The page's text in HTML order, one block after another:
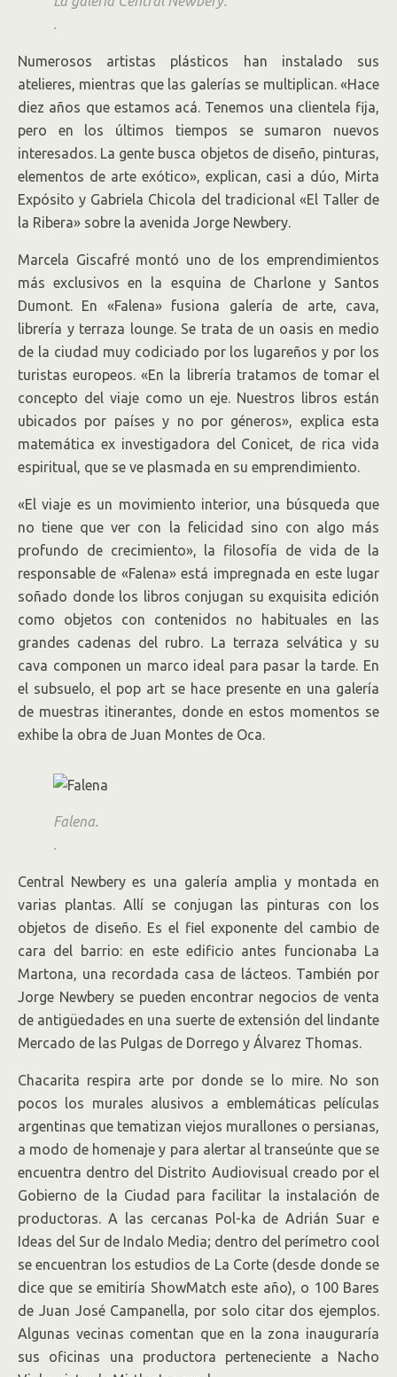
.
Numerosos artistas plásticos han instalado sus
atelieres, mientras que las galerías se multiplican. «Hace
diez años que estamos acá. Tenemos una clientela fija,
pero en los últimos tiempos se sumaron nuevos
interesados. La gente busca objetos de diseño, pinturas,
elementos de arte exótico», explican, casi a dúo, Mirta
Expósito y Gabriela Chicola del tradicional «El Taller de
la Ribera» sobre la avenida Jorge Newbery.
Marcela Giscafré montó uno de los emprendimientos
más exclusivos en la esquina de Charlone y Santos
Dumont. En «Falena» fusiona galería de arte, cava,
librería y terraza lounge. Se trata de un oasis en medio
de la ciudad muy codiciado por los lugareños y por los
turistas europeos. «En la librería tratamos de tomar el
concepto del viaje como un eje. Nuestros libros están
ubicados por países y no por géneros», explica esta
matemática ex investigadora del Conicet, de rica vida
espiritual, que se ve plasmada en su emprendimiento.
«El viaje es un movimiento interior, una búsqueda que
no tiene que ver con la felicidad sino con algo más
profundo de crecimiento», la filosofía de vida de la
responsable de «Falena» está impregnada en este lugar
soñado donde los libros conjugan su exquisita edición
como objetos con contenidos no habituales en las
grandes cadenas del rubro. La terraza selvática y su
cava componen un marco ideal para pasar la tarde. En
el subsuelo, el pop art se hace presente en una galería
de muestras itinerantes, donde en estos momentos se
exhibe la obra de Juan Montes de Oca.
Falena.
.
Central Newbery es una galería amplia y montada en
varias plantas. Allí se conjugan las pinturas con los
objetos de diseño. Es el fiel exponente del cambio de
cara del barrio: en este edificio antes funcionaba La
Martona, una recordada casa de lácteos. También por
Jorge Newbery se pueden encontrar negocios de venta
de antigüedades en una suerte de extensión del lindante
Mercado de las Pulgas de Dorrego y Álvarez Thomas.
Chacarita respira arte por donde se lo mire. No son
pocos los murales alusivos a emblemáticas películas
argentinas que tematizan viejos murallones o persianas,
a modo de homenaje y para alertar al transeúnte que se
encuentra dentro del Distrito Audiovisual creado por el
Gobierno de la Ciudad para facilitar la instalación de
productoras. A las cercanas Pol-ka de Adrián Suar e
Ideas del Sur de Indalo Media; dentro del perímetro cool
se encuentran los estudios de La Corte (desde donde se
dice que se emitiría ShowMatch este año), o 100 Bares
de Juan José Campanella, por solo citar dos ejemplos.
Algunas vecinas comentan que en la zona inauguraría
sus oficinas una productora perteneciente a Nacho